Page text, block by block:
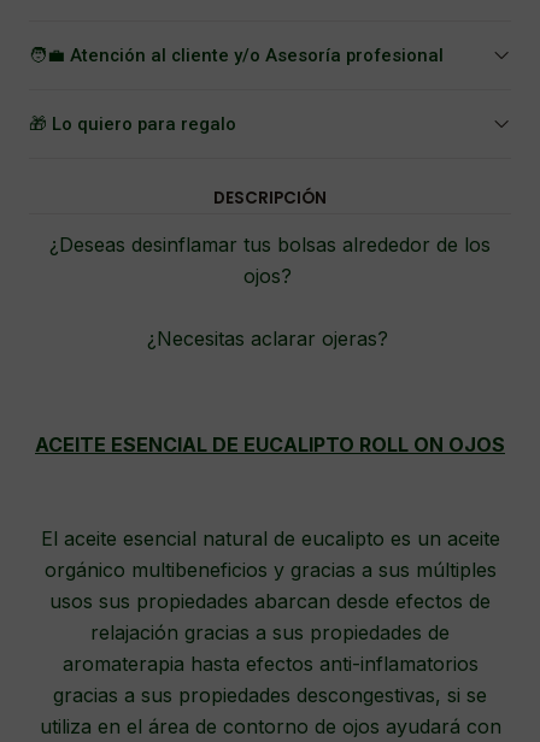
🧑‍💼 Atención al cliente y/o Asesoría profesional
🎁 Lo quiero para regalo
DESCRIPCIÓN
¿Deseas desinflamar tus bolsas alrededor de los
ojos?
¿Necesitas aclarar ojeras?
ACEITE ESENCIAL DE EUCALIPTO ROLL ON OJOS
El aceite esencial natural de eucalipto es un aceite
orgánico multibeneficios y gracias a sus múltiples
usos sus propiedades abarcan desde efectos de
relajación gracias a sus propiedades de
aromaterapia hasta efectos anti-inflamatorios
gracias a sus propiedades descongestivas, si se
utiliza en el área de contorno de ojos ayudará con